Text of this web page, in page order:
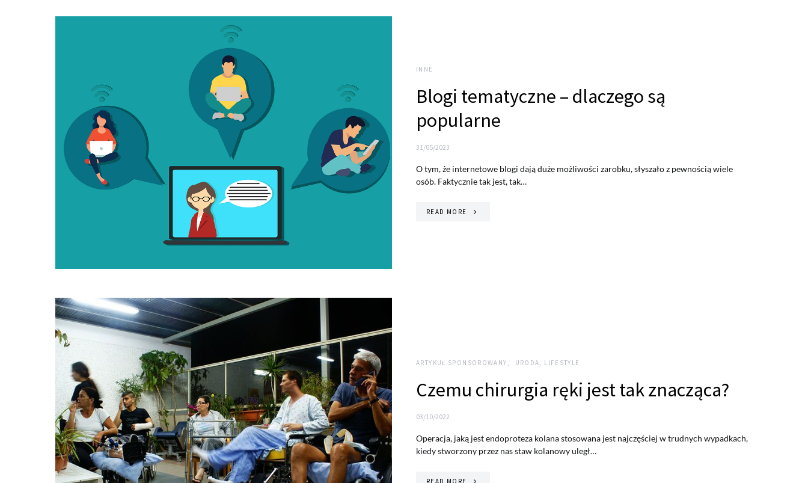
INNE
Blogi tematyczne – dlaczego są
popularne
31/05/2023
O tym, że internetowe blogi dają duże możliwości zarobku, słyszało z pewnością wiele
osób. Faktycznie tak jest, tak…
READ MORE
ARTYKUŁ SPONSOROWANY URODA, LIFESTYLE
Czemu chirurgia ręki jest tak znacząca?
03/10/2022
Operacja, jaką jest endoproteza kolana stosowana jest najczęściej w trudnych wypadkach,
kiedy stworzony przez nas staw kolanowy uległ…
READ MORE